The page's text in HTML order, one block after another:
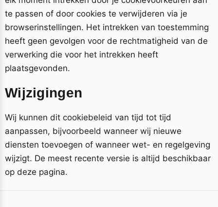
te passen of door cookies te verwijderen via je
browserinstellingen. Het intrekken van toestemming
heeft geen gevolgen voor de rechtmatigheid van de
verwerking die voor het intrekken heeft
plaatsgevonden.
Wijzigingen
Wij kunnen dit cookiebeleid van tijd tot tijd
aanpassen, bijvoorbeeld wanneer wij nieuwe
diensten toevoegen of wanneer wet- en regelgeving
wijzigt. De meest recente versie is altijd beschikbaar
op deze pagina.